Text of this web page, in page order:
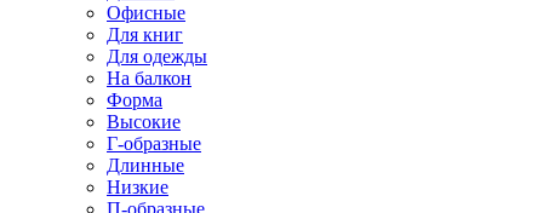
Офисные
Для книг
Для одежды
На балкон
Форма
Высокие
Г-образные
Длинные
Низкие
П-образные